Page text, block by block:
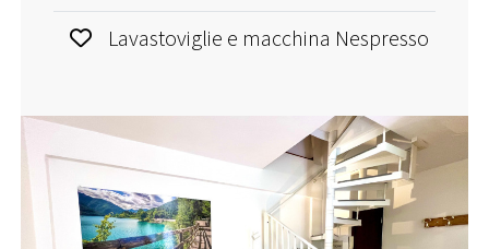
Lavastoviglie e macchina Nespresso